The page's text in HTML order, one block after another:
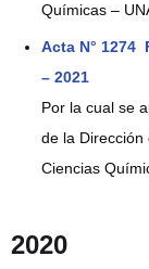
Químicas –
Acta N° 1274
– 2021
Por la cual se
de la
Ciencias
2020